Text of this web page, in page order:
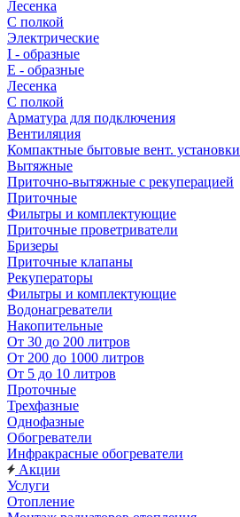
Лесенка
С полкой
Электрические
I - образные
E - образные
Лесенка
С полкой
Арматура для подключения
Вентиляция
Компактные бытовые вент. установки
Вытяжные
Приточно-вытяжные с рекуперацией
Приточные
Фильтры и комплектующие
Приточные проветриватели
Бризеры
Приточные клапаны
Рекуператоры
Фильтры и комплектующие
Водонагреватели
Накопительные
От 30 до 200 литров
От 200 до 1000 литров
От 5 до 10 литров
Проточные
Трехфазные
Однофазные
Обогреватели
Инфракрасные обогреватели
Акции
Услуги
Отопление